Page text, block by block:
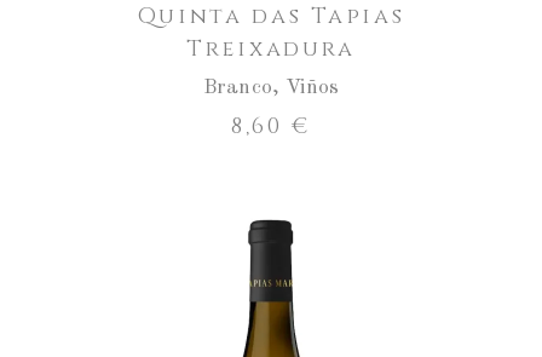
Quinta das Tapias
Treixadura
Branco, Viños
8,60€